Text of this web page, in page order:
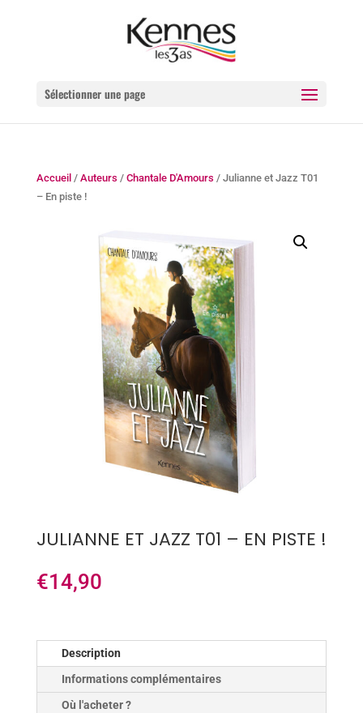
Sélectionner une page
Accueil / Auteurs / Chantale D'Amours / Julianne et Jazz T01
– En piste !
JULIANNE ET JAZZ T01 – EN PISTE !
€14,90
Description
Informations complémentaires
Où l'acheter ?